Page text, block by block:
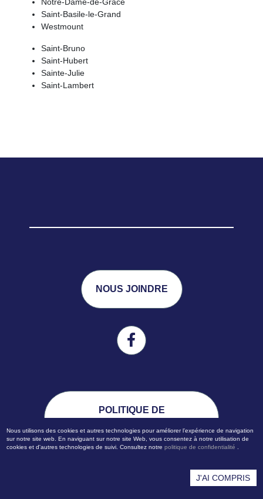
Nous utilisons des cookies et autres technologies pour améliorer l’expérience de navigation
sur notre site web. En naviguant sur notre site Web, vous consentez à notre utilisation de
cookies et d'autres technologies de suivi. Consultez notrepolitique de confidentialité
J'AI COMPRIS
Saint-Basile-le-Grand
Westmount
Saint-Bruno
Saint-Hubert
Sainte-Julie
Saint-Lambert
POLITIQUE DE
NOUS JOINDRE
© Tous droits réservés TERRASSEMENT TERRA NOVA